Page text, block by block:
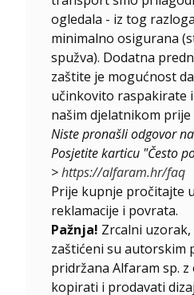
ogledala - iz tog
minimalno osigurana
spužva). Dodatna
zaštite je mogućnost
učinkovito raspakirate
našim djelatnikom
Niste pronašli odgovor
Posjetite karticu "Često
>https://alfaram.hr/faq
Prije kupnje pročitajte
reklamacije i povrata.
Pažnja! Zrcalni
zaštićeni su autorskim
pridržana Alfaram sp.
kopirati i prodavati